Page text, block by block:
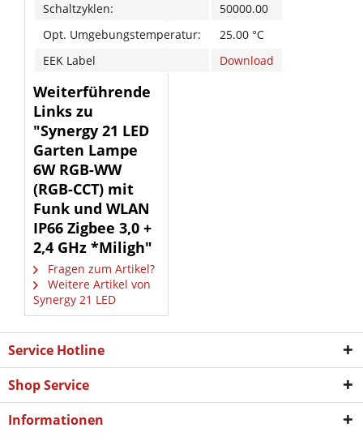
Schaltzyklen:
50000.00
Opt. Umgebungstemperatur:
25.00 °C
EEK Label
Download
Weiterführende
Links zu
"Synergy 21 LED
Garten Lampe
6W RGB-WW
(RGB-CCT) mit
Funk und WLAN
IP66 Zigbee 3,0 +
2,4 GHz *Miligh"
Fragen zum Artikel?
Weitere Artikel von
Synergy 21 LED
Service Hotline
Shop Service
Informationen